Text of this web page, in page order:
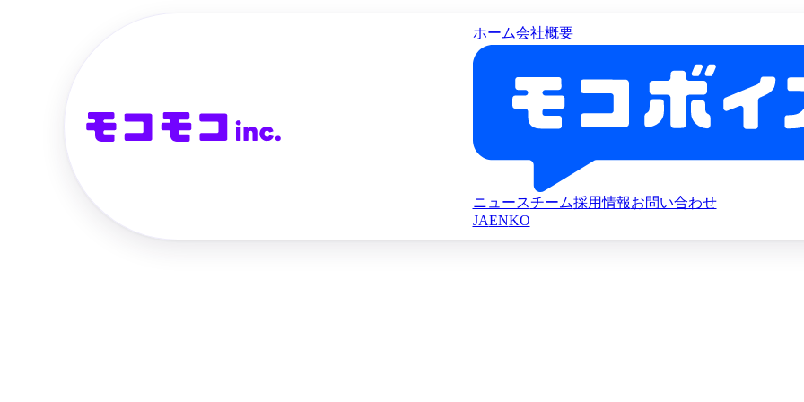
ホーム会社概要
ニュースチーム採用情報お問い合わせ
JAENKO